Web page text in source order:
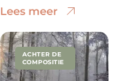
Lees meer
ACHTER DE
COMPOSITIE